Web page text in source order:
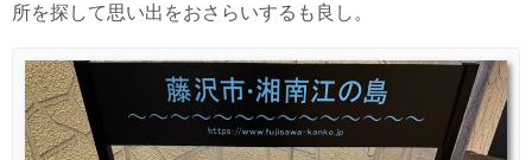
所を探して思い出をおさらいするも良し。